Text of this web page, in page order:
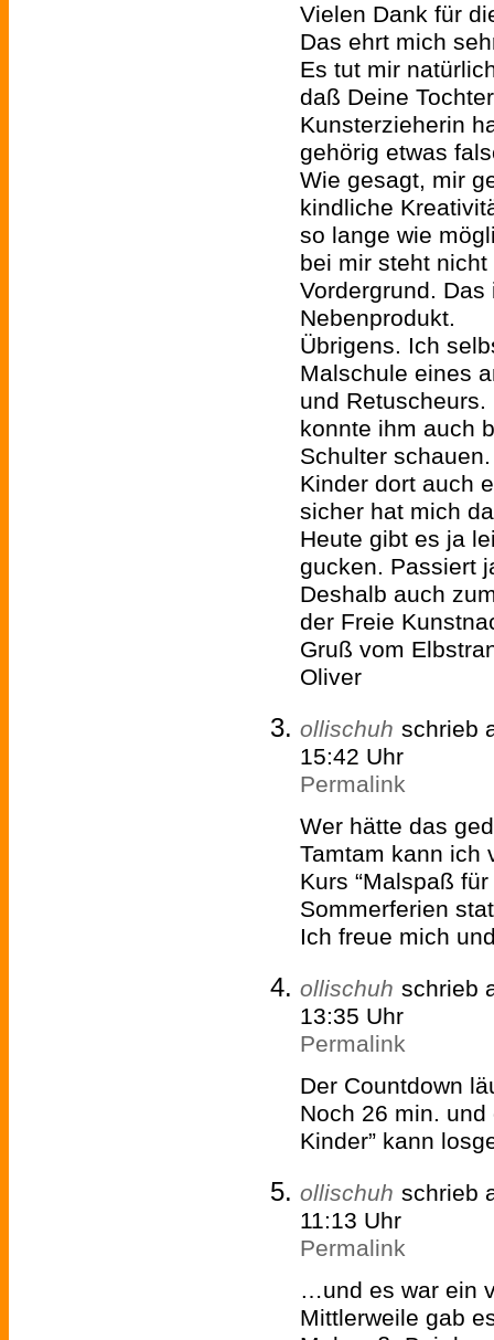
Vielen Dank für
Das ehrt mich
Es tut mir
daß Deine
Kunsterzieherin
gehörig etwas
Wie gesagt, mir
kindliche
so lange wie
bei mir steht
Vordergrund. Das
Nebenprodukt.
Übrigens. Ich
Malschule eines
und
konnte ihm auch
Schulter
Kinder dort auch
sicher hat mich
Heute gibt es ja
gucken. Passiert
Deshalb auch
der Freie
Gruß vom
Oliver
ollischuh schrieb
15:42 Uhr
Permalink
Wer hätte das
Tamtam kann ich
Kurs “Malspaß
Sommerferien
Ich freue mich
ollischuh schrieb
13:35 Uhr
Permalink
Der Countdown
Noch 26 min. und
Kinder” kann
ollischuh schrieb
11:13 Uhr
Permalink
…und es war ein
Mittlerweile gab